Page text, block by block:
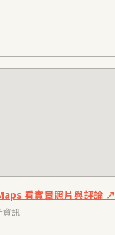
看實景照片與評論 ↗
資訊